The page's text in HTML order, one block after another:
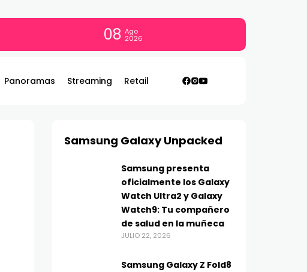
08 Ago
2026
Panoramas Streaming Retail
Samsung Galaxy Unpacked
Samsung presenta
oficialmente los Galaxy
Watch Ultra2 y Galaxy
Watch9: Tu compañero
de salud en la muñeca
JULIO 22, 2026
Samsung Galaxy Z Fold8